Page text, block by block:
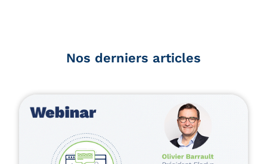
Nos derniers articles